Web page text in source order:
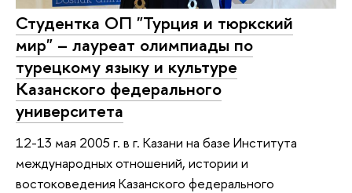
Студентка ОП "Турция и тюркский
мир" – лауреат олимпиады по
турецкому языку и культуре
Казанского федерального
университета
12-13 мая 2005 г. в г. Казани на базе Института
международных отношений, истории и
востоковедения Казанского федерального